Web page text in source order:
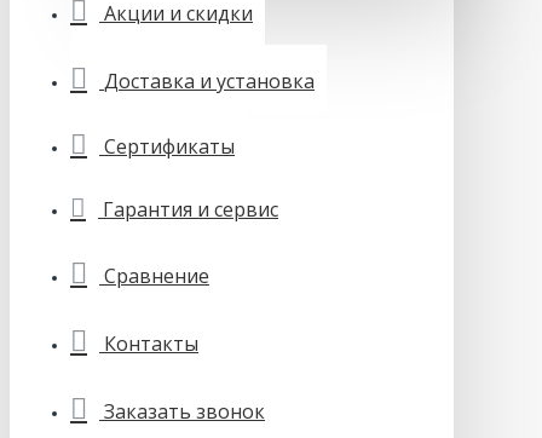
Акции и скидки
Доставка и установка
Сертификаты
Гарантия и сервис
Сравнение
Контакты
Заказать звонок